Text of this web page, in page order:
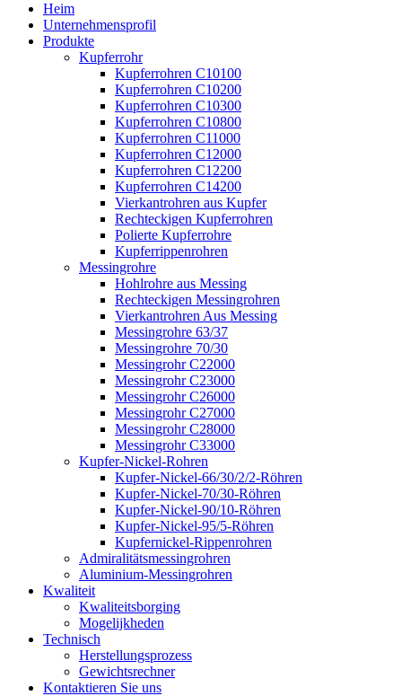
Heim
Unternehmensprofil
Produkte
Kupferrohr
Kupferrohren C10100
Kupferrohren C10200
Kupferrohren C10300
Kupferrohren C10800
Kupferrohren C11000
Kupferrohren C12000
Kupferrohren C12200
Kupferrohren C14200
Vierkantrohren aus Kupfer
Rechteckigen Kupferrohren
Polierte Kupferrohre
Kupferrippenrohren
Messingrohre
Hohlrohre aus Messing
Rechteckigen Messingrohren
Vierkantrohren Aus Messing
Messingrohre 63/37
Messingrohre 70/30
Messingrohr C22000
Messingrohr C23000
Messingrohr C26000
Messingrohr C27000
Messingrohr C28000
Messingrohr C33000
Kupfer-Nickel-Rohren
Kupfer-Nickel-66/30/2/2-Röhren
Kupfer-Nickel-70/30-Röhren
Kupfer-Nickel-90/10-Röhren
Kupfer-Nickel-95/5-Röhren
Kupfernickel-Rippenrohren
Admiralitätsmessingrohren
Aluminium-Messingrohren
Kwaliteit
Kwaliteitsborging
Mogelijkheden
Technisch
Herstellungsprozess
Gewichtsrechner
Kontaktieren Sie uns